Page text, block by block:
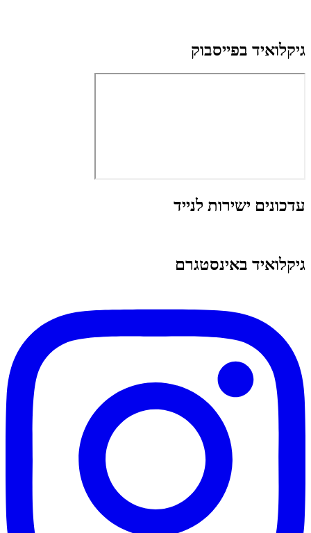
גיקלואיד בפייסבוק
עדכונים ישירות לנייד
גיקלואיד באינסטגרם